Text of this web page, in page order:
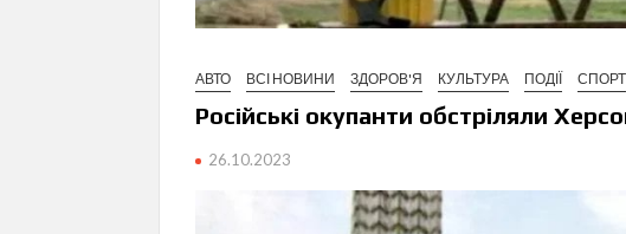
АВТО ВСІ НОВИНИ ЗДОРОВ'Я КУЛЬТУРА ПОДІЇ СПОРТ
Російські окупанти обстріляли
26.10.2023